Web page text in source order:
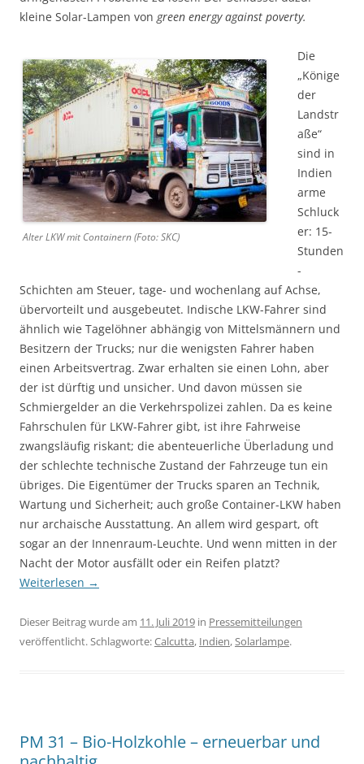
kleine Solar-Lampen von green energy against poverty.
Alter LKW mit Containern (Foto: SKC)
Die
„Könige
der
Landstr
aße“
sind in
Indien
arme
Schluck
er: 15-
Stunden
-
Schicht­en am Steuer, tage- und wochenlang auf Achse,
übervorteilt und aus­ge­beutet. Indische LKW-Fahrer sind
ähnlich wie Tagelöhner abhängig von Mittels­männern und
Besitzern der Trucks; nur die wenigsten Fahrer haben
einen Arbeits­vertrag. Zwar erhalten sie einen Lohn, aber
der ist dürftig und unsicher. Und davon müssen sie
Schmiergelder an die Verkehrs­polizei zahlen. Da es keine
Fahrschulen für LKW-Fahrer gibt, ist ihre Fahrweise
zwangs­läufig riskant; die abenteuerliche Über­ladung und
der schlechte technische Zu­stand der Fahr­zeuge tun ein
übriges. Die Eigentümer der Trucks sparen an Technik,
Wartung und Sicher­heit; auch große Container-LKW haben
nur archa­ische Ausstattung. An allem wird gespart, oft
sogar an der Innenraum-Leuchte. Und wenn mitten in der
Nacht der Motor ausfällt oder ein Reifen platzt?
Weiterlesen →
Dieser Beitrag wurde am 11. Juli 2019 in Pressemitteilungen
veröffentlicht. Schlagworte:Calcutta, Indien,Solarlampe.
PM 31 – Bio-Holzkohle – erneuerbar und